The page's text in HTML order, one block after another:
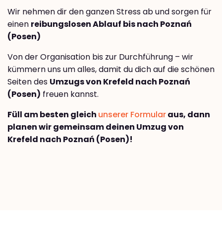
Wir nehmen dir den ganzen Stress ab und sorgen für
einen reibungslosen Ablauf bis nach Poznań
(Posen)
Von der Organisation bis zur Durchführung – wir
kümmern uns um alles, damit du dich auf die schönen
Seiten des Umzugs von Krefeld nach Poznań
(Posen) freuen kannst.
Füll am besten gleich unserer Formularaus, dann
planen wir gemeinsam deinen Umzug von
Krefeld nach Poznań (Posen)!